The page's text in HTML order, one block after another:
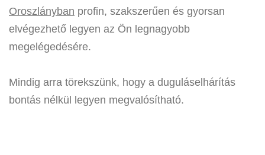
Oroszlányban profin, szakszerűen és gyorsan
elvégezhető legyen az Ön legnagyobb
megelégedésére.
Mindig arra törekszünk, hogy a duguláselhárítás
bontás nélkül legyen megvalósítható.